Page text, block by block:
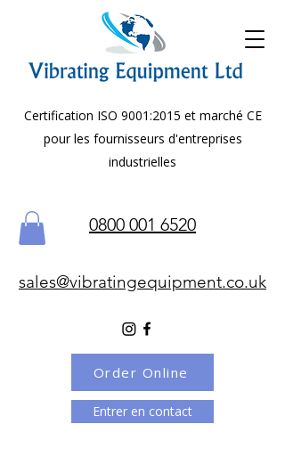
Certification ISO 9001:2015 et marché CE
pour les fournisseurs d'entreprises
industrielles
0800 001 6520
sales@vibratingequipment.co.uk
Entrer en contact
Order Online